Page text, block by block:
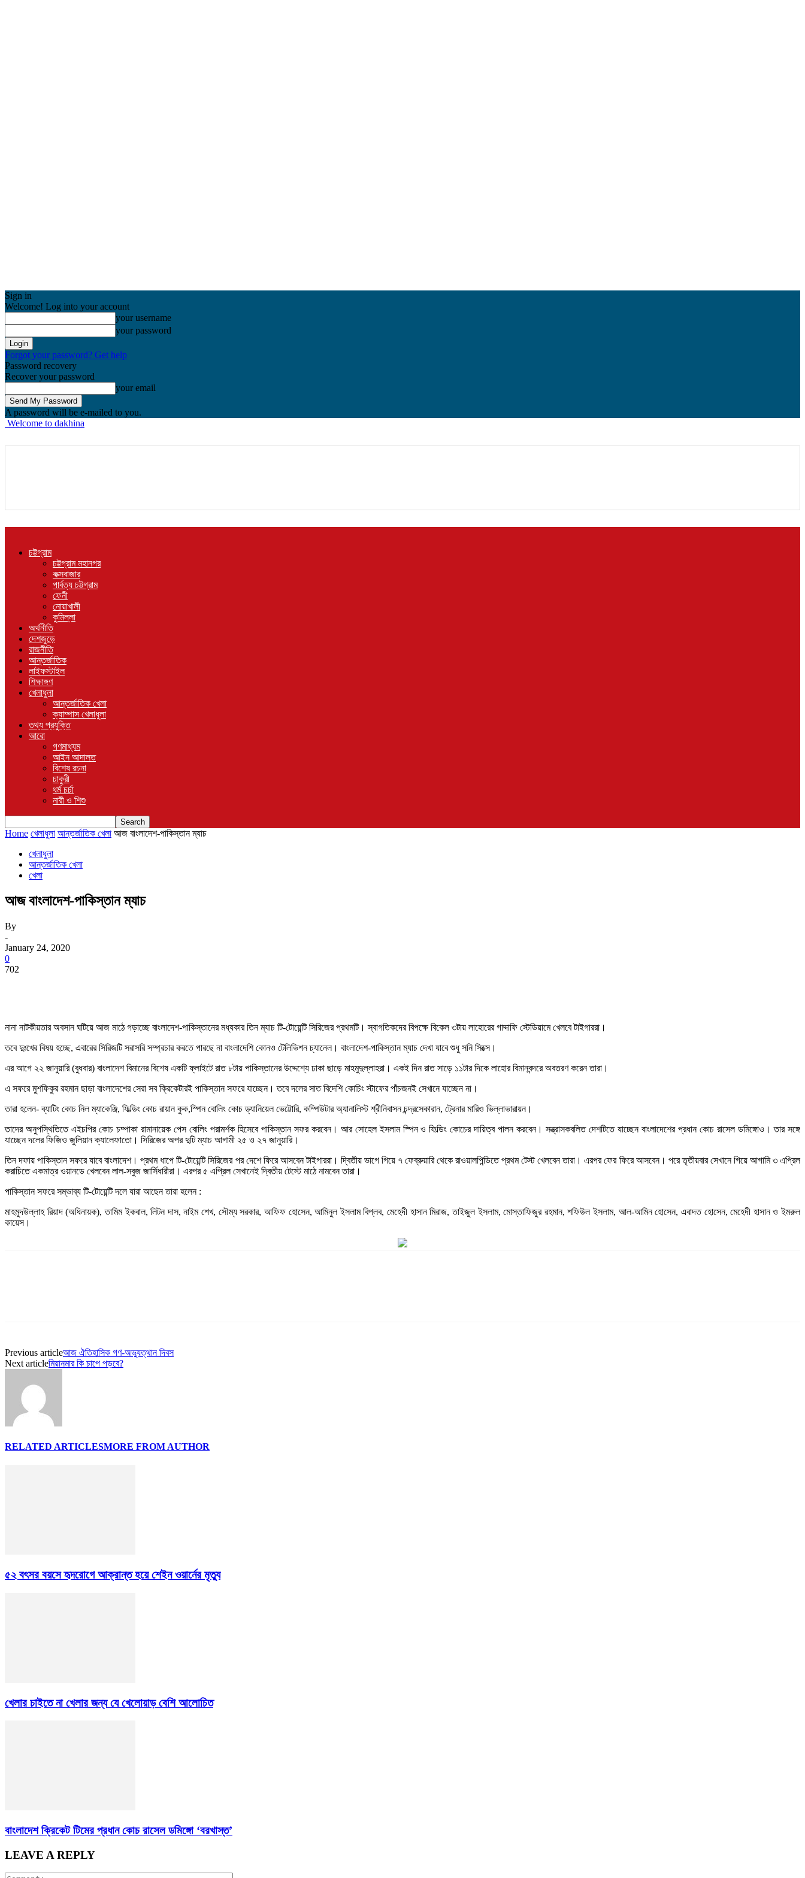
Sign in
Welcome! Log into your account
your username
your password
Forgot your password? Get help
Password recovery
Recover your password
your email
A password will be e-mailed to you.
Welcome to dakhina
চট্টগ্রাম
চট্টগ্রাম মহানগর
কক্সবাজার
পার্বত্য চট্টগ্রাম
ফেনী
নোয়াখালী
কুমিল্লা
অর্থনীতি
দেশজুড়ে
রাজনীতি
আন্তর্জাতিক
লাইফস্টাইল
শিক্ষাঙ্গণ
খেলাধুলা
আন্তর্জাতিক খেলা
ক্যাম্পাস খেলাধুলা
তথ্য প্রযুক্তি
আরো
গণমাধ্যম
আইন আদালত
বিশেষ রচনা
চাকুরী
ধর্ম চর্চা
নারী ও শিশু
Home খেলাধুলা আন্তর্জাতিক খেলা আজ বাংলাদেশ-পাকিস্তান ম্যাচ
খেলাধুলা
আন্তর্জাতিক খেলা
খেলা
আজ বাংলাদেশ-পাকিস্তান ম্যাচ
By
-
January 24, 2020
0
702
নানা নাটকীয়তার অবসান ঘটিয়ে আজ মাঠে গড়াচ্ছে বাংলাদেশ-পাকিস্তানের মধ্যকার তিন ম্যাচ টি-টোয়েন্টি সিরিজের প্রথমটি। স্বাগতিকদের বিপক্ষে বিকেল ৩টায় লাহোরের গাদ্দাফি স্টেডিয়ামে খেলবে টাইগাররা।
তবে দুঃখের বিষয় হচ্ছে, এবারের সিরিজটি সরাসরি সম্প্রচার করতে পারছে না বাংলাদেশি কোনও টেলিভিশন চ্যানেল। বাংলাদেশ-পাকিস্তান ম্যাচ দেখা যাবে শুধু সনি সিক্সে।
এর আগে ২২ জানুয়ারি (বুধবার) বাংলাদেশ বিমানের বিশেষ একটি ফ্লাইটে রাত ৮টায় পাকিস্তানের উদ্দেশ্যে ঢাকা ছাড়ে মাহমুদুল্লাহরা। একই দিন রাত সাড়ে ১১টার দিকে লাহোর বিমানবন্দরে অবতরণ করেন তারা।
এ সফরে মুশফিকুর রহমান ছাড়া বাংলাদেশের সেরা সব ক্রিকেটারই পাকিস্তান সফরে যাচ্ছেন। তবে দলের সাত বিদেশি কোচিং স্টাফের পাঁচজনই সেখানে যাচ্ছেন না।
তারা হলেন- ব্যাটিং কোচ নিল ম্যাকেঞ্জি, ফিল্ডিং কোচ রায়ান কুক,স্পিন বোলিং কোচ ড্যানিয়েল ভেট্টোরি, কম্পিউটার অ্যানালিস্ট শ্রীনিবাসন চন্দ্রসেকারান, ট্রেনার মারিও ভিল্লাভারায়ন।
তাদের অনুপস্থিতিতে এইচপির কোচ চম্পাকা রামানায়েক পেস বোলিং পরামর্শক হিসেবে পাকিস্তান সফর করবেন। আর সোহেল ইসলাম স্পিন ও ফিল্ডিং কোচের দায়িত্ব পালন করবেন। সন্ত্রাসকবলিত দেশটিতে যাচ্ছেন বাংলাদেশের প্রধান কোচ রাসেল ডমিঙ্গোও। তার সঙ্গে
যাচ্ছেন দলের ফিজিও জুলিয়ান ক্যালেফাতো। সিরিজের অপর দুটি ম্যাচ আগামী ২৫ ও ২৭ জানুয়ারি।
তিন দফায় পাকিস্তান সফরে যাবে বাংলাদেশ। প্রথম ধাপে টি-টোয়েন্টি সিরিজের পর দেশে ফিরে আসবেন টাইগাররা। দ্বিতীয় ভাগে গিয়ে ৭ ফেব্রুয়ারি থেকে রাওয়ালপিন্ডিতে প্রথম টেস্ট খেলবেন তারা। এরপর ফের ফিরে আসবেন। পরে তৃতীয়বার সেখানে গিয়ে আগামি ৩ এপ্রিল
করাচিতে একমাত্র ওয়ানডে খেলবেন লাল-সবুজ জার্সিধারীরা। এরপর ৫ এপ্রিল সেখানেই দ্বিতীয় টেস্টে মাঠে নামবেন তারা।
পাকিস্তান সফরে সম্ভাব্য টি-টোয়েন্টি দলে যারা আছেন তারা হলেন :
মাহমুদউল্লাহ রিয়াদ (অধিনায়ক), তামিম ইকবাল, লিটন দাস, নাইম শেখ, সৌম্য সরকার, আফিফ হোসেন, আমিনুল ইসলাম বিপ্লব, মেহেদী হাসান মিরাজ, তাইজুল ইসলাম, মোস্তাফিজুর রহমান, শফিউল ইসলাম, আল-আমিন হোসেন, এবাদত হোসেন, মেহেদী হাসান ও ইমরুল
কায়েস।
Previous articleআজ ঐতিহাসিক গণ-অভ্যুত্থান দিবস
Next articleমিয়ানমার কি চাপে পড়বে?
RELATED ARTICLESMORE FROM AUTHOR
৫২ বৎসর বয়সে হৃদরোগে আক্রান্ত হয়ে শেইন ওয়ার্নের মৃত্যু
খেলার চাইতে না খেলার জন্য যে খেলোয়াড় বেশি আলোচিত
বাংলাদেশ ক্রিকেট টিমের প্রধান কোচ রাসেল ডমিঙ্গো ‘বরখাস্ত’
LEAVE A REPLY